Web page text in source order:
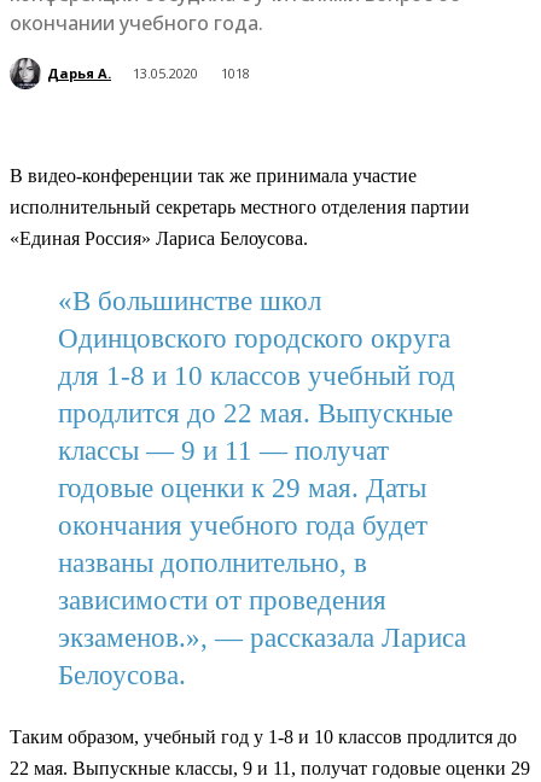
окончании учебного года.
Дарья А. 13.05.2020 1018
В видео-конференции так же принимала участие
исполнительный секретарь местного отделения партии
«Единая Россия» Лариса Белоусова.
«В большинстве школ
Одинцовского городского округа
для 1-8 и 10 классов учебный год
продлится до 22 мая. Выпускные
классы — 9 и 11 — получат
годовые оценки к 29 мая. Даты
окончания учебного года будет
названы дополнительно, в
зависимости от проведения
экзаменов.», — рассказала Лариса
Белоусова.
Таким образом, учебный год у 1-8 и 10 классов продлится до
22 мая. Выпускные классы, 9 и 11, получат годовые оценки 29